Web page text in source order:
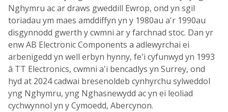
Nghymru ac ar draws gweddill Ewrop, ond yn sgil
toriadau ym maes amddiffyn yn y 1980au a'r 1990au
disgynnodd gwerth y cwmni ar y farchnad stoc. Dan yr
enw AB Electronic Components a adlewyrchai ei
arbenigedd yn well erbyn hynny, fe'i cyfunwyd yn 1993
â TT Electronics, cwmni a'i bencadlys yn Surrey, ond
hyd at 2024 cadwai bresenoldeb cynhyrchu sylweddol
yng Nghymru, yng Nghasnewydd ac yn ei leoliad
cychwynnol yn y Cymoedd, Abercynon.